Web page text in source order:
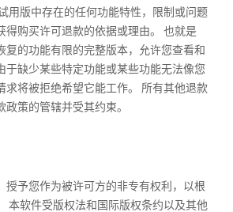
用版中存在的任何功能特性，限制或问题
得购买许可退款的依据或理由。 也就是
复的功能有限的完整版本，允许您查看和
于缺少某些特定功能或某些功能无法像您
求将被拒绝希望它能工作。 所有其他退款
策的管辖并受其约束。
授予您作为被许可方的非专有权利，以根
本软件受版权法和国际版权条约以及其他